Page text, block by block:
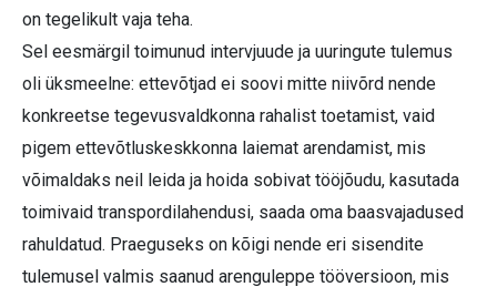
on tegelikult vaja teha.
Sel eesmärgil toimunud intervjuude ja uuringute tulemus
oli üksmeelne: ettevõtjad ei soovi mitte niivõrd nende
konkreetse tegevusvaldkonna rahalist toetamist, vaid
pigem ettevõtluskeskkonna laiemat arendamist, mis
võimaldaks neil leida ja hoida sobivat tööjõudu, kasutada
toimivaid transpordilahendusi, saada oma baasvajadused
rahuldatud. Praeguseks on kõigi nende eri sisendite
tulemusel valmis saanud arenguleppe tööversioon, mis